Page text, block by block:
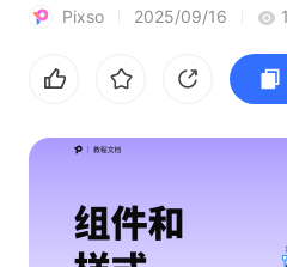
Pixso 2025/09/16